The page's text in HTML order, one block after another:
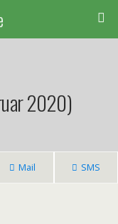
2020)
Mail SMS